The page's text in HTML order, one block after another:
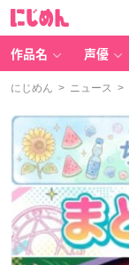
作品名 声優
にじめん > ニュース >